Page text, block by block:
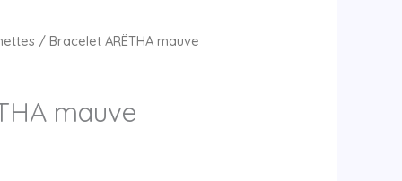
/ Bracelet ARËTHA mauve
mauve